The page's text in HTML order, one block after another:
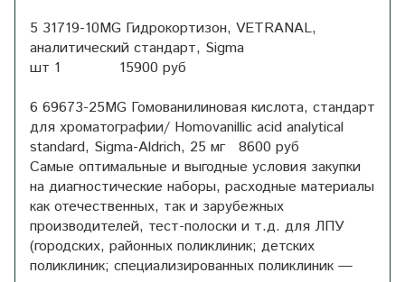
5 31719-10MG Гидрокортизон, VETRANAL,
аналитический стандарт, Sigma
шт 1 15900 руб
6 69673-25MG Гомованилиновая кислота, стандарт
для хроматографии/ Homovanillic acid analytical
standard, Sigma-Aldrich, 25 мг 8600 руб
Самые оптимальные и выгодные условия закупки
на диагностические наборы, расходные материалы
как отечественных, так и зарубежных
производителей, тест-полоски и т.д. для ЛПУ
(городских, районных поликлиник; детских
поликлиник; специализированных поликлиник —